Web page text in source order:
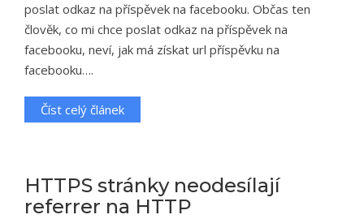
poslat odkaz na příspěvek na facebooku. Občas ten
člověk, co mi chce poslat odkaz na příspěvek na
facebooku, neví, jak má získat url příspěvku na
facebooku….
Číst celý článek
HTTPS stránky neodesílají
referrer na HTTP